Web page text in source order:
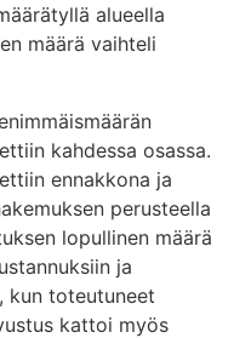
alueella
määrä vaihteli
kahdessa osassa.
ennakkona ja
perusteella
lopullinen määrä
ja
kun toteutuneet
kattoi myös